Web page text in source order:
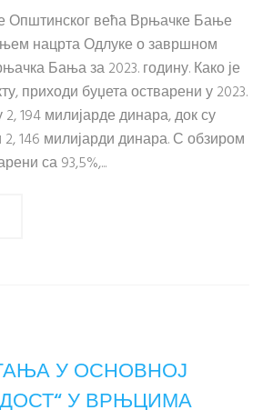
већа Врњачке Бање
нацрта Одлуке о завршном
Бања за 2023. годину. Како је
приходи буџета остварени у 2023.
194 милијарде динара, док су
146 милијарди динара. С обзиром
са 93,5%,...
У ОСНОВНОЈ
У ВРЊЦИМА